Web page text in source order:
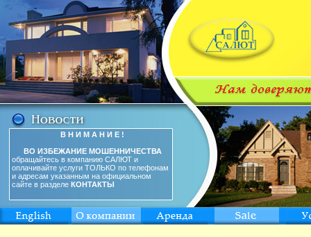
В Н И М А Н И Е !
ВО ИЗБЕЖАНИЕ МОШЕННИЧЕСТВА
обращайтесь в компанию САЛЮТ и
оплачивайте услуги ТОЛЬКО по телефонам
и адресам указанным на официальном
сайте в разделе КОНТАКТЫ